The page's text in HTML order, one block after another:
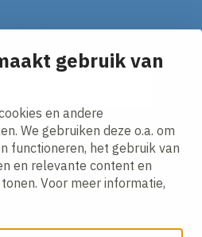
gebruik van
en andere
We gebruiken deze o.a. om
functioneren, het gebruik van
en relevante content en
Voor meer informatie,
in je mailbox!
statement.